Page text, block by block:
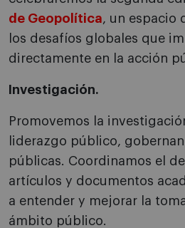
de Geopolítica, un espacio
los desafíos globales que
directamente en la acción
Investigación.
Promovemos la
liderazgo público,
públicas. Coordinamos el
artículos y documentos
a entender y mejorar la
ámbito público.